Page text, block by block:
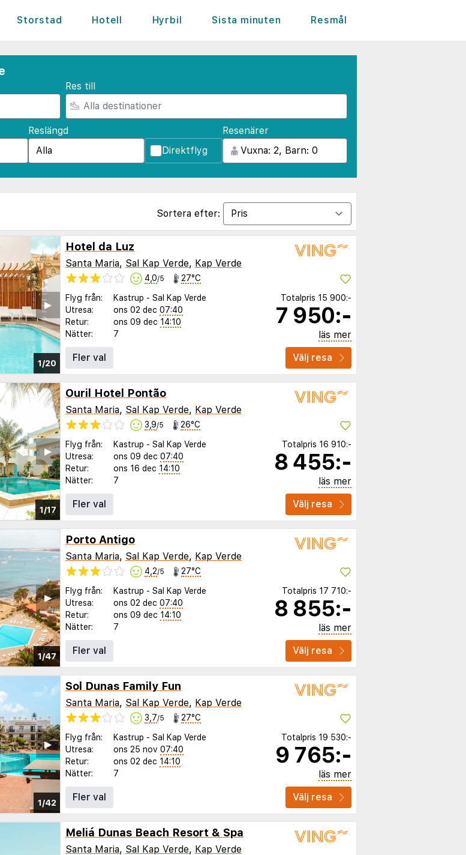
Storstad Hotell Hyrbil Sista minuten Resmål
Res till
Reslängd
Direktflyg
Resenärer
Sortera efter:
1/20
▶︎
Hotel da Luz
Santa Maria, Sal Kap Verde, Kap Verde
4,0/5 27°C
Flyg från: Kastrup - Sal Kap Verde
Utresa:
ons 02 dec 07:40
Retur:
ons 09 dec 14:10
Nätter:
7
Totalpris 15 900:-
7 950:-
läs mer
Fler val
Välj resa
1/17
▶︎
Ouril Hotel Pontão
Santa Maria, Sal Kap Verde, Kap Verde
3,9/5 26°C
Flyg från: Kastrup - Sal Kap Verde
Utresa:
ons 09 dec 07:40
Retur:
ons 16 dec 14:10
Nätter:
7
Totalpris 16 910:-
8 455:-
läs mer
Fler val
Välj resa
1/47
▶︎
Porto Antigo
Santa Maria, Sal Kap Verde, Kap Verde
4,2/5 27°C
Flyg från: Kastrup - Sal Kap Verde
Utresa:
ons 02 dec 07:40
Retur:
ons 09 dec 14:10
Nätter:
7
Totalpris 17 710:-
8 855:-
läs mer
Fler val
Välj resa
1/42
▶︎
Sol Dunas Family Fun
Santa Maria, Sal Kap Verde, Kap Verde
3,7/5 27°C
Flyg från: Kastrup - Sal Kap Verde
Utresa:
ons 25 nov 07:40
Retur:
ons 02 dec 14:10
Nätter:
7
Totalpris 19 530:-
9 765:-
läs mer
Fler val
Välj resa
Meliá Dunas Beach Resort & Spa
Santa Maria, Sal Kap Verde, Kap Verde